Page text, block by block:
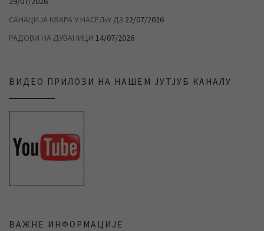
САНАЦИЈА КВАРА У НАСЕЉУ Д3 22/07/2026
РАДОВИ НА ДУВАНИЦИ 14/07/2026
ВИДЕО ПРИЛОЗИ НА НАШЕМ ЈУТЈУБ КАНАЛУ
ВАЖНЕ ИНФОРМАЦИЈЕ